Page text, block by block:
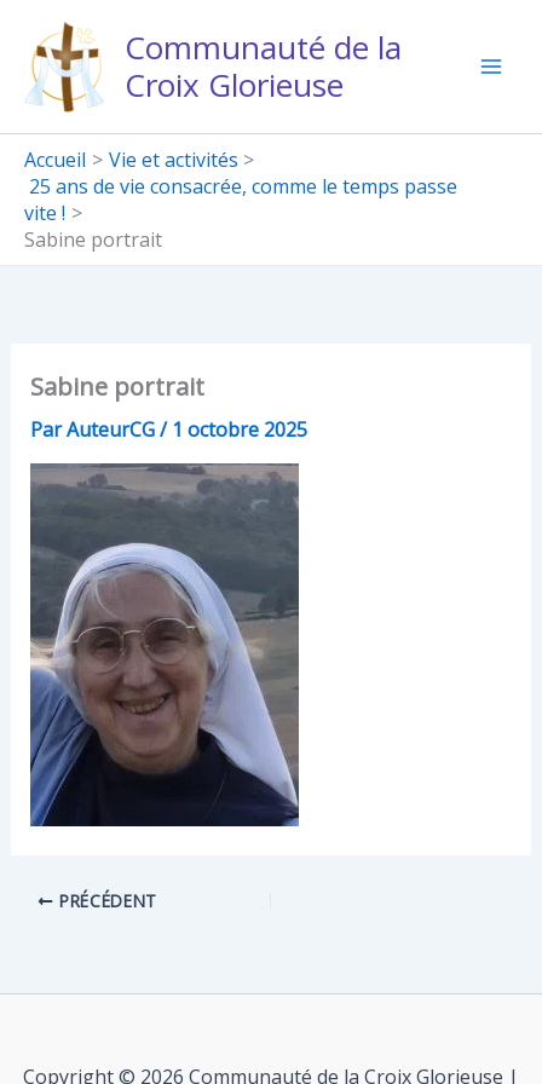
contenu
Communauté de la
Croix Glorieuse
Accueil
Vie et activités
25 ans de vie consacrée, comme le temps passe
vite !
Sabine portrait
Sabine portrait
ParAuteurCG/1 octobre 2025
PRÉCÉDENT
Copyright © 2026 Communauté de la Croix Glorieuse |